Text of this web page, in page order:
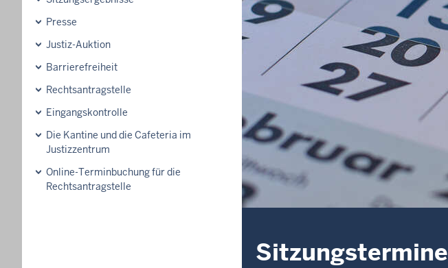
Presse
Justiz-Auktion
Barrierefreiheit
Rechtsantragstelle
Eingangskontrolle
Die Kantine und die Cafeteria im
Justizzentrum
Online-Terminbuchung für die
Rechtsantragstelle
Sitzungstermine